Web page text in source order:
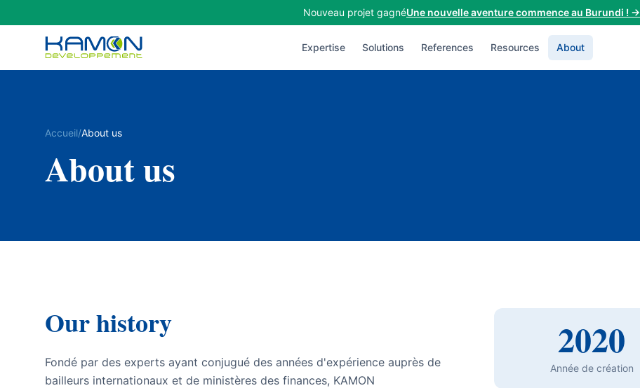
Nouveau projet gagnéUne nouvelle aventure commence au Burundi ! →
Expertise Solutions References Resources About
Accueil/About us
About us
Our history
Fondé par des experts ayant conjugué des années d'expérience auprès de
bailleurs internationaux et de ministères des finances, KAMON
2020
Année de création